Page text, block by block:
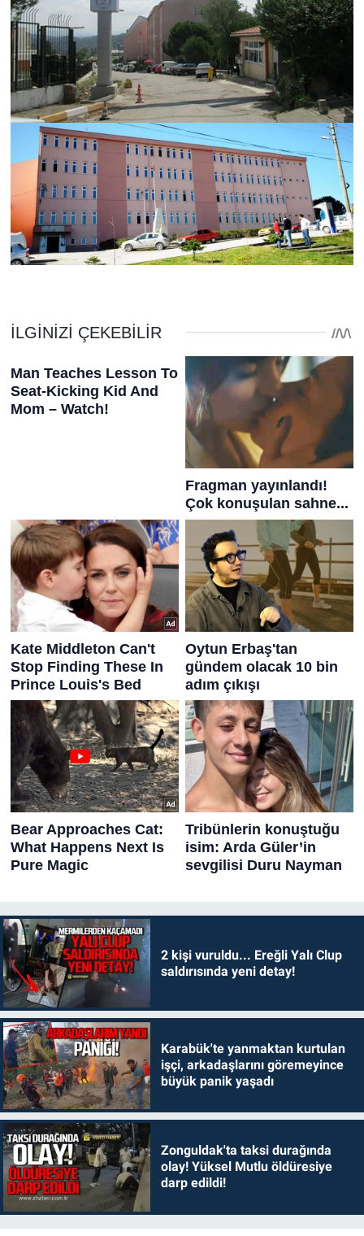
2 kişi vuruldu... Ereğli Yalı Clup
saldırısında yeni detay!
Karabük'te yanmaktan kurtulan
işçi, arkadaşlarını göremeyince
büyük panik yaşadı
Zonguldak'ta taksi durağında
olay! Yüksel Mutlu öldüresiye
darp edildi!